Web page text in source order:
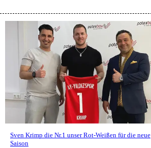
Sven Krimp die Nr.1 unser Rot-Weißen für die neue
Saison